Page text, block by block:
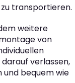
transportieren.
weitere
von
verlassen,
und bequem wie